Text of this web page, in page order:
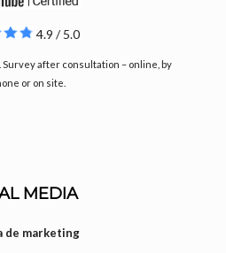
4.9 / 5.0
Survey after consultation – online, by
or on site.
MEDIA
de marketing